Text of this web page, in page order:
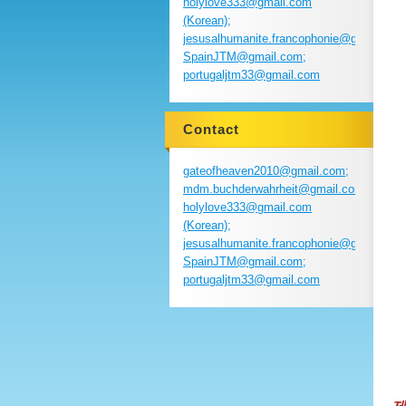
(Korean);
SpainJTM@gmail.com;
portugaljtm33@gmail.com
Contact
gateofheaven2010@gmail.com;
mdm.buchderwahrheit@gmail.com;
holylove333@gmail.com
(Korean);
SpainJTM@gmail.com;
portugaljtm33@gmail.com